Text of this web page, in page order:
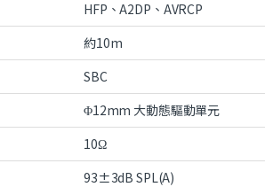
HFP、A2DP、AVRCP
約10m
SBC
Φ12mm 大動態驅動單元
10Ω
93±3dB SPL(A)